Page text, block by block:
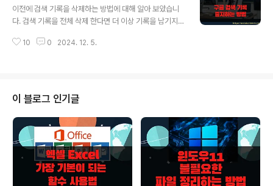
면 이미지 추가 버튼을 클릭합니다. ◎ 사진 탭에서 추가
하기 ▼ 사진 삽입 창에는 4개의 탭이 있습니다. 이미지를
올라가 있는 사진을 보여줍니다. 스마트폰에서 올린 사진
이전에 검색 기록을 삭제하는 방법에 대해 알아 보았습니
다. 검색 기록을 전체 삭제 한다면 더 이상 기록을 남기지
는 생각일 것입니다. 이번에는 구글에서 웹 및 앱에서 검색
니다. 관리 페이지는 아래와 같습니다. ▼ 관리 페이지에
저장되는 기록이 더 이상 필요하지 않다면 [내 계정] 정보
로 들어가서 옵션을 설정해야 합니다. [내 계정] 옵션 페이
지로 가시면 [개인정보 및 개인정보 보호] 란에 [계정 활동
기록] 메뉴를 볼 수 있습니다. 클릭해서 설정 페이지로 이동
합니다. ▼ [내..
10 0 2024. 12. 5.
이 블로그 인기글